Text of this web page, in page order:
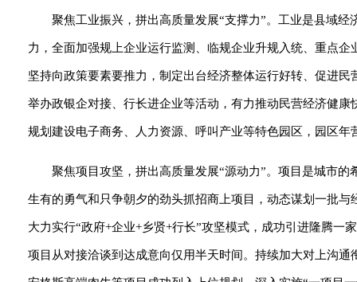
聚焦工业振兴，拼出高质量发展“支撑力”。工业是县域
力，全面加强规上企业运行监测、临规企业升规入统、重点
坚持向政策要素要推力，制定出台经济整体运行好转、促进
举办政银企对接、行长进企业等活动，有力推动民营经济健
规划建设电子商务、人力资源、呼叫产业等特色园区，园区
聚焦项目攻坚，拼出高质量发展“源动力”。项目是城市
生有的勇气和只争朝夕的劲头抓招商上项目，动态谋划一批
大力实行“政府+企业+乡贤+行长”攻坚模式，成功引进隆腾
项目从对接洽谈到达成意向仅用半天时间。持续加大对上沟